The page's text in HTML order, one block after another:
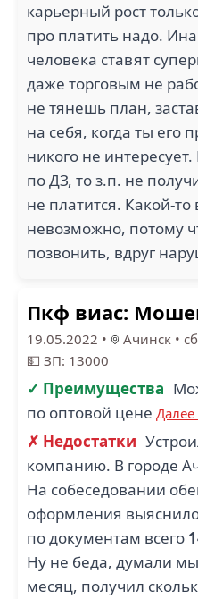
карьерный рост
про платить надо.
человека ставят
даже торговым не
не тянешь план,
на себя, когда ты его
никого не
по ДЗ, то з.п. не
не платится. Какой-
невозможно, потому
позвонить, вдруг
Пкф виас:
19.05.2022 • Ачинск •
💵 ЗП: 13000
✓ Преимущества
по оптовой цене
✗ Недостатки
компанию. В городе
На собеседовании
оформления
по документам всего
Ну не беда, думали
месяц, получил